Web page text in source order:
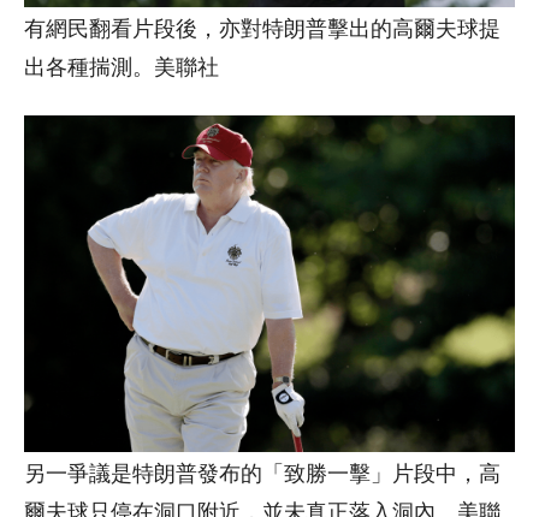
有網民翻看片段後，亦對特朗普擊出的高爾夫球提
出各種揣測。美聯社
另一爭議是特朗普發布的「致勝一擊」片段中，高
爾夫球只停在洞口附近，並未真正落入洞內。美聯